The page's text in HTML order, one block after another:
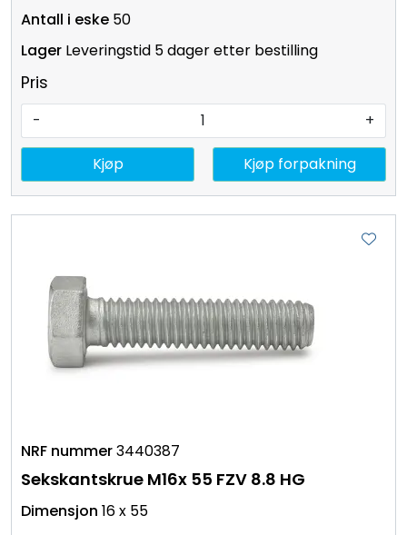
50
Leveringstid 5 dager etter bestilling
Pris
- +
Kjøp Kjøp forpakning
3440387
Sekskantskrue M16x 55 FZV 8.8 HG
16 x 55